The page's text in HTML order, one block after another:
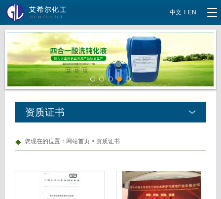
中文 EN
当前时间：8/6/2026, 4:58:48 AM
资质证书
您现在的位置： 网站首页 > 资质证书